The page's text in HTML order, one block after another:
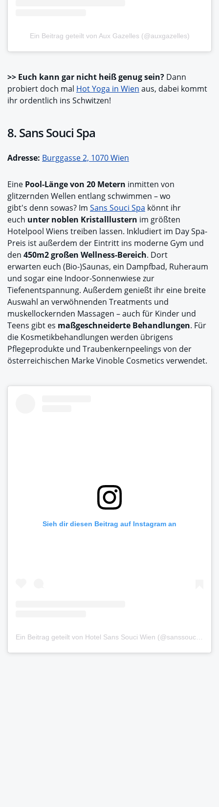
Ein Beitrag geteilt von Aux Gazelles (@auxgazelles)
>> Euch kann gar nicht heiß genug sein? Dann
probiert doch mal Hot Yoga in Wien aus, dabei kommt
ihr ordentlich ins Schwitzen!
8. Sans Souci Spa
Adresse: Burggasse 2, 1070 Wien
Eine Pool-Länge von 20 Metern inmitten von
glitzernden Wellen entlang schwimmen – wo
gibt's denn sowas? Im Sans Souci Spa könnt ihr
euch unter noblen Kristalllustern im größten
Hotelpool Wiens treiben lassen. Inkludiert im Day Spa-
Preis ist außerdem der Eintritt ins moderne Gym und
den 450m2großen Wellness-Bereich. Dort
erwarten euch (Bio-)Saunas, ein Dampfbad, Ruheraum
und sogar eine Indoor-Sonnenwiese zur
Tiefenentspannung. Außerdem genießt ihr eine breite
Auswahl an verwöhnenden Treatments und
muskellockernden Massagen – auch für Kinder und
Teens gibt es maßgeschneiderte Behandlungen. Für
die Kosmetikbehandlungen werden übrigens
Pflegeprodukte und Traubenkernpeelings von der
österreichischen Marke Vinoble Cosmetics verwendet.
Sieh dir diesen Beitrag auf Instagram an